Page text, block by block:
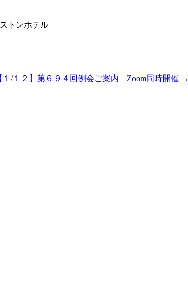
トンホテル
１/１２】第６９４回例会ご案内 Zoom同時開催 →